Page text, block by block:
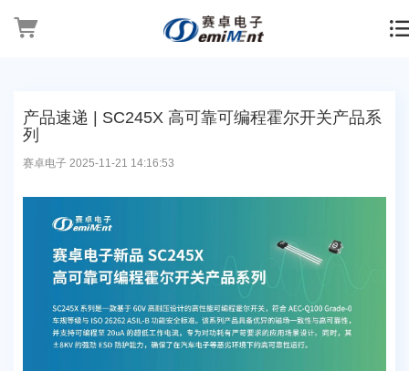
产品速递 | SC245X 高可靠可编程霍尔开关产品系
列
赛卓电子 2025-11-21 14:16:53